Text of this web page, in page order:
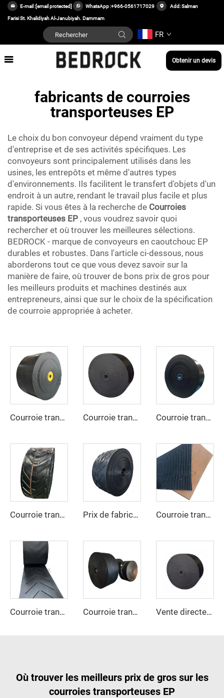
E-mail :[email protected] WhatsApp :+966-0561717029 Add: Salman
Farisi St. Khalidiyah Al-Janubiyah. Dammam
FR
Obtenir un devis
fabricants de courroies
transporteuses EP
Le choix du bon convoyeur dépend vraiment du type
d'entreprise et de ses activités spécifiques. Les
convoyeurs sont principalement utilisés dans les
usines, les entrepôts et même d'autres types
d'environnements. Ils facilitent le transfert d'objets d'un
endroit à un autre, rendant le travail plus facile et plus
rapide. Si vous êtes à la recherche de Courroies
transporteuses EP , vous voudrez savoir quoi
rechercher et où trouver les meilleures sélections.
BEDROCK - marque de convoyeurs en caoutchouc EP
durables et robustes. Dans l'article ci-dessous, nous
aborderons tout ce que vous devez savoir sur la
manière de faire, où trouver de bons prix de gros pour
les meilleurs produits et machines destinés aux
entrepreneurs, ainsi que sur le choix de la spécification
de courroie appropriée à acheter.
Courroie transporteuse résistante aux hautes températures, robuste pour les secteurs du ciment, de l’acier et de l’exploitation minière Courroie transporteuse en caoutchouc réglable à grande vitesse avec revêtement caoutchouc pour exploitation minière, usine de fabrication Courroie transporteuse en caoutchouc de haute qualité et à prix avantageux, 4 plis, largeur 800 mm, courroie transporteuse EP pour l’exploitation minière, les carrières et les concasseurs de pierres
Courroie transporteuse en U personnalisée, très durable, pour matériaux à haute température Prix de fabricant de courroie transporteuse industrielle, courroie transporteuse en caoutchouc à nervures EP250 robuste pour exploitation minière Courroie transporteuse en caoutchouc à surface rugueuse
Courroie transporteuse personnalisée en chevrons, très durable, pour matériaux à haute température Courroie transporteuse ignifuge EP, courroie résistante au feu pour mine de charbon et usine de fabrication Vente directe d'usine d'accessoires de transport de biscuits, courroie transporteuse en coton
Où trouver les meilleurs prix de gros sur les
courroies transporteuses EP